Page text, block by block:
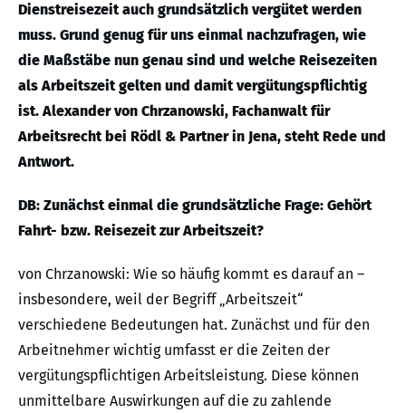
Dienstreisezeit auch grundsätzlich vergütet werden
muss. Grund genug für uns einmal nachzufragen, wie
die Maßstäbe nun genau sind und welche Reisezeiten
als Arbeitszeit gelten und damit vergütungspflichtig
ist. Alexander von Chrzanowski, Fachanwalt für
Arbeitsrecht bei Rödl & Partner in Jena, steht Rede und
Antwort.
DB: Zunächst einmal die grundsätzliche Frage: Gehört
Fahrt- bzw. Reisezeit zur Arbeitszeit?
von Chrzanowski: Wie so häufig kommt es darauf an –
insbesondere, weil der Begriff „Arbeitszeit“
verschiedene Bedeutungen hat. Zunächst und für den
Arbeitnehmer wichtig umfasst er die Zeiten der
vergütungspflichtigen Arbeitsleistung. Diese können
unmittelbare Auswirkungen auf die zu zahlende